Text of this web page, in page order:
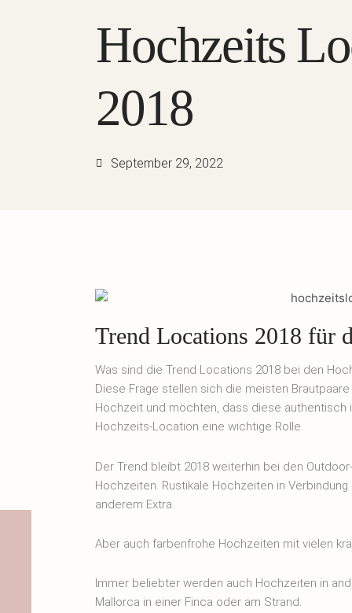
Hochzeits
2018
September 29, 2022
Trend Locations 2018 für
Was sind die Trend Locations 2018 bei den
Diese Frage stellen sich die meisten
Hochzeit und möchten, dass diese authentisch
Hochzeits-Location eine wichtige Rolle.
Der Trend bleibt 2018 weiterhin bei den
Hochzeiten. Rustikale Hochzeiten in
anderem Extra.
Aber auch farbenfrohe Hochzeiten mit vielen
Immer beliebter werden auch Hochzeiten in
Mallorca in einer Finca oder am Strand.